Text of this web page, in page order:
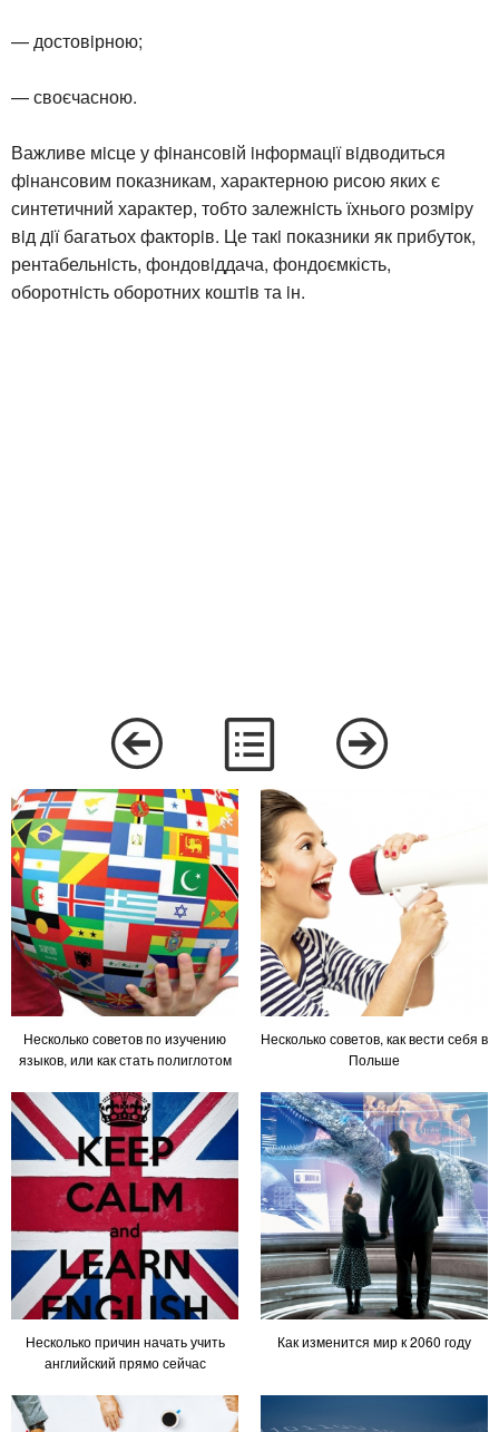
— достовiрною;
— своєчасною.
Важливе мiсце у фiнансовiй iнформацiї вiдводиться
фiнансовим показникам, характерною рисою яких є
синтетичний характер, тобто залежнiсть їхнього розмiру
вiд дiї багатьох факторiв. Це такi показники як прибуток,
рентабельнiсть, фондовiддача, фондоємкість,
оборотнiсть оборотних коштiв та iн.
Несколько советов по изучению
языков, или как стать полиглотом
Несколько советов, как вести себя в
Польше
Несколько причин начать учить
английский прямо сейчас
Как изменится мир к 2060 году